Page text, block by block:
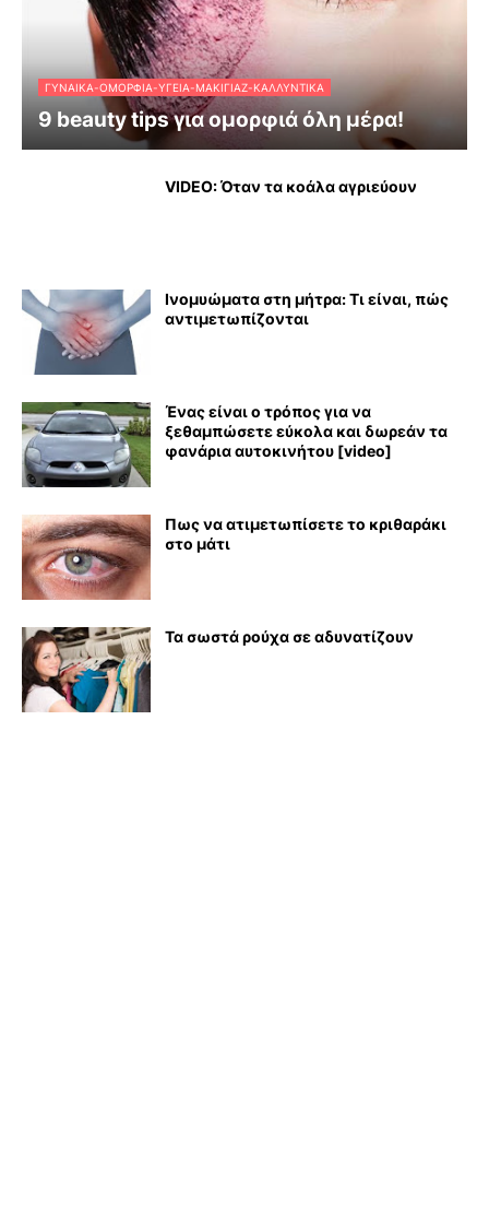
ΓΥΝΑΊΚΑ-ΟΜΟΡΦΙΆ-ΥΓΕΊΑ-ΜΑΚΙΓΙΆΖ-ΚΑΛΛΥΝΤΙΚΆ
9 beauty tips για ομορφιά όλη μέρα!
VIDEO: Όταν τα κοάλα αγριεύουν
Ινομυώματα στη μήτρα: Τι είναι, πώς
αντιμετωπίζονται
Ένας είναι ο τρόπος για να
ξεθαμπώσετε εύκολα και δωρεάν τα
φανάρια αυτοκινήτου [video]
Πως να ατιμετωπίσετε το κριθαράκι
στο μάτι
Τα σωστά ρούχα σε αδυνατίζουν